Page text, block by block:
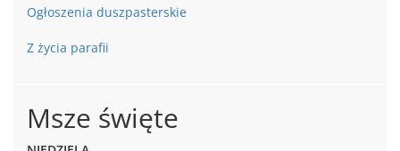
Ogłoszenia duszpasterskie
Z życia parafii
Msze święte